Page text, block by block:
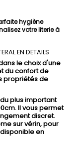
hygiène
votre literie à
EN DETAILS
le choix d'une
du confort de
propriétés de
plus important
Il vous permet
discret.
sur vérin, pour
en